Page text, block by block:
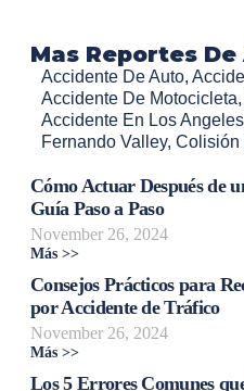
Mas Reportes
Accidente De Auto,
Accidente De Motocicleta,
Accidente En Los Angeles
Fernando Valley, Colisión
Cómo Actuar Después de
Guía Paso a Paso
November 26, 2024
Más >>
Consejos Prácticos para
por Accidente de Tráfico
November 26, 2024
Más >>
Los 5 Errores Comunes